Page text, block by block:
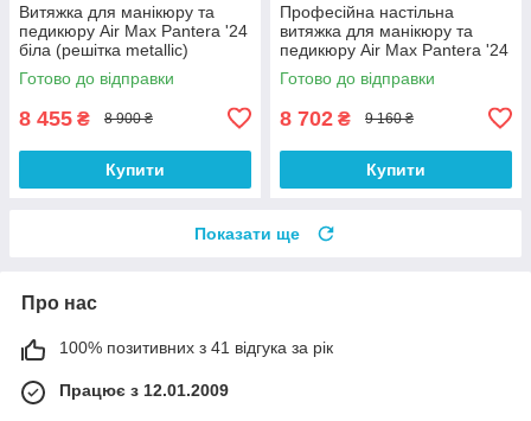
Витяжка для манікюру та
педикюру Air Max Pantera '24
біла (решітка metallic)
настільна манікюрна витяжка
з HEPA фільтром
Готово до відправки
8 455 ₴ 8 900 ₴
Купити
Професійна настільна
витяжка для манікюру та
педикюру Air Max Pantera '24
з HEPA фільтром Біла
(решітка Gold)
Готово до відправки
8 702 ₴ 9 160 ₴
Купити
Показати ще
Про нас
100% позитивних з 41 відгука за рік
Працює з 12.01.2009